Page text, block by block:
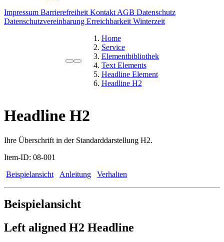
Impressum Barrierefreiheit Kontakt AGB Datenschutz
Datenschutzvereinbarung Erreichbarkeit Winterzeit
Home
Service
Elementbibliothek
Text Elements
Headline Element
Headline H2
Headline H2
Ihre Überschrift in der Standarddarstellung H2.
Item-ID: 08-001
Beispielansicht
Anleitung Verhalten
Beispielansicht
Left aligned H2 Headline